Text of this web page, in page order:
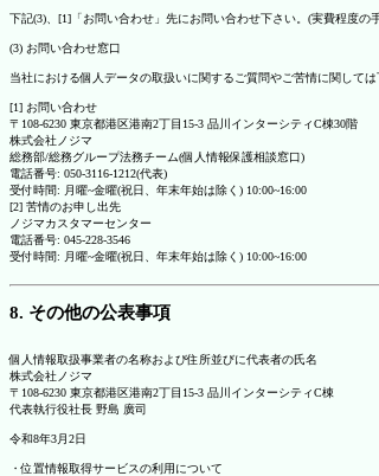
下記(3)、[1]「お問い合わせ」先にお問い合わせ下さい。(実費程度の
(3) お問い合わせ窓口
当社における個人データの取扱いに関するご質問やご苦情に関しては
[1] お問い合わせ
〒108-6230 東京都港区港南2丁目15-3 品川インターシティC棟30階
株式会社ノジマ
総務部/総務グループ法務チーム(個人情報保護相談窓口)
電話番号: 050-3116-1212(代表)
受付時間: 月曜~金曜(祝日、年末年始は除く) 10:00~16:00
[2] 苦情のお申し出先
ノジマカスタマーセンター
電話番号: 045-228-3546
受付時間: 月曜~金曜(祝日、年末年始は除く) 10:00~16:00
8. その他の公表事項
個人情報取扱事業者の名称および住所並びに代表者の氏名
株式会社ノジマ
〒108-6230 東京都港区港南2丁目15-3 品川インターシティC棟
代表執行役社長 野島 廣司
令和8年3月2日
・位置情報取得サービスの利用について